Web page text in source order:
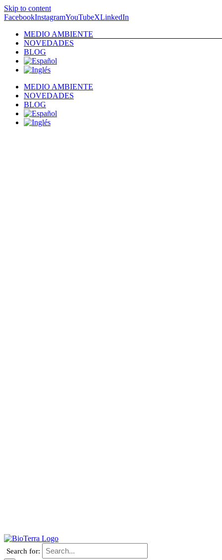
Skip to content
FacebookInstagramYouTubeXLinkedIn
MEDIO AMBIENTE
NOVEDADES
BLOG
MEDIO AMBIENTE
NOVEDADES
BLOG
Search for: